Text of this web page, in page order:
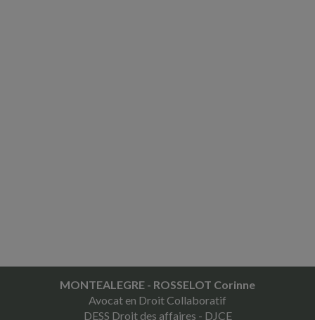
MONTEALEGRE - ROSSELOT Corinne
Avocat en Droit Collaboratif
DESS Droit des affaires - DJCE